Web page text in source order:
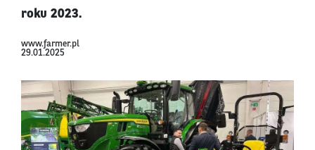
roku 2023.
www.farmer.pl
29.01.2025